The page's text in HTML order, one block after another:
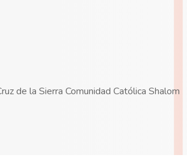
de la Sierra Comunidad Católica Shalom